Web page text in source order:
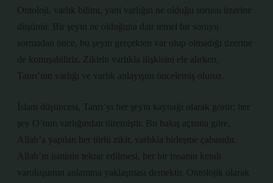
Ontoloji, varlık bilimi, yani varlığın ne olduğu sorusu üzerine
düşünür. Bir şeyin ne olduğuna dair temel bir soruyu
sormadan önce, bu şeyin gerçekten var olup olmadığı üzerine
de konuşabiliriz. Zikirin varlıkla ilişkisini ele alırken,
Tanrı’nın varlığı ve varlık anlayışını öncelemiş oluruz.
İslam düşüncesi, Tanrı’yı her şeyin kaynağı olarak görür; her
şey O’nun varlığından türemiştir. Bu bakış açısına göre,
Allah’a yapılan her türlü zikir, varlıkla birleşme çabasıdır.
Allah’ın isminin tekrar edilmesi, her bir insanın kendi
varoluşunun anlamına yaklaşması demektir. Ontolojik olarak